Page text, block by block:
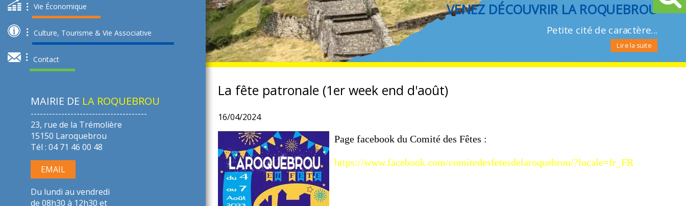
Vie Économique
Culture, Tourisme & Vie Associative
Contact
MAIRIE DE LA ROQUEBROU
--------------------------------------
23, rue de la Trémolière
15150 Laroquebrou
Tél : 04 71 46 00 48
EMAIL
Du lundi au vendredi
de 08h30 à 12h30 et
LA ROQUEBROU NOCTURNE
VENEZ DÉCOUVRIR LA ROQUEBROU
Petite cité de caractère...
Lire la suite
AOÛT : FÊTE PATRONALE
Plus d'évenements
: FESTIVAL DE BOOGIE WOOGIE
Plus d'évenements
La fête patronale (1er week end d'août)
16/04/2024
Page facebook du Comité des Fêtes :
https://www.facebook.com/comitedesfetesdelaroquebrou/?locale=fr_FR